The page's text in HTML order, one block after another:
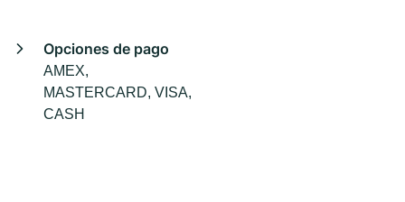
Opciones de pago
AMEX,
MASTERCARD, VISA,
CASH